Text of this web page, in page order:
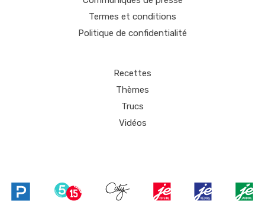
Termes et conditions
Politique de confidentialité
Recettes
Thèmes
Trucs
Vidéos